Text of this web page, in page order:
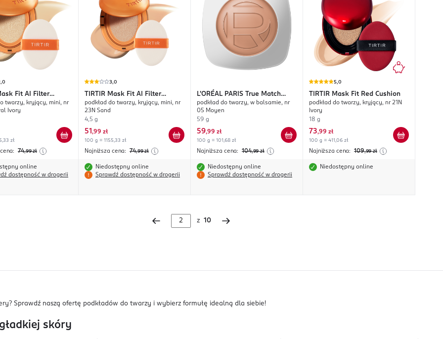
Fit AI Filter
twarzy, kryjący, mini, nr
Ivory
zł
74,99 zł
online
dostępność w drogerii
3,0
TIRTIR Mask Fit AI Filter
Cushion
podkład do twarzy, kryjący, mini, nr
23N Sand
4,5 g
51 ,99 zł
100 g = 1155,33 zł
Najniższa cena: 74,99 zł
Niedostępny online
Sprawdź dostępność w drogerii
L'ORÉAL PARIS
True Match
Hyaluron Tinted Balm
podkład do twarzy, w balsamie, nr
05 Moyen
59 g
59,99 zł
100 g = 101,68 zł
Najniższa cena: 104,99 zł
Niedostępny online
Sprawdź dostępność w drogerii
5,0
TIRTIR Mask Fit Red Cushion
podkład do twarzy, kryjący, nr 21N
Ivory
18 g
73,99 zł
100 g = 411,06 zł
Najniższa cena: 109,99 zł
Niedostępny online
z 10
Sprawdź naszą ofertę podkładów do twarzy i wybierz formułę idealną dla siebie!
skóry